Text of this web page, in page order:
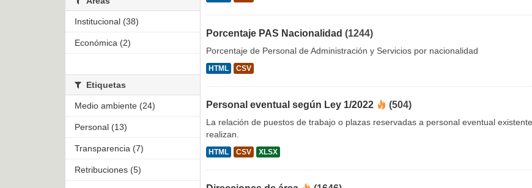
Porcentaje PAS Nacionalidad (1244)
Porcentaje de Personal de Administración y Servicios por nacionalidad
HTML CSV
Personal eventual según Ley 1/2022 (504)
La relación de puestos de trabajo o plazas reservadas a personal eventual
realizan.
HTML CSV XLSX
Institucional (38)
Económica (2)
Etiquetas
Medio ambiente (24)
Personal (13)
Transparencia (7)
Retribuciones (5)